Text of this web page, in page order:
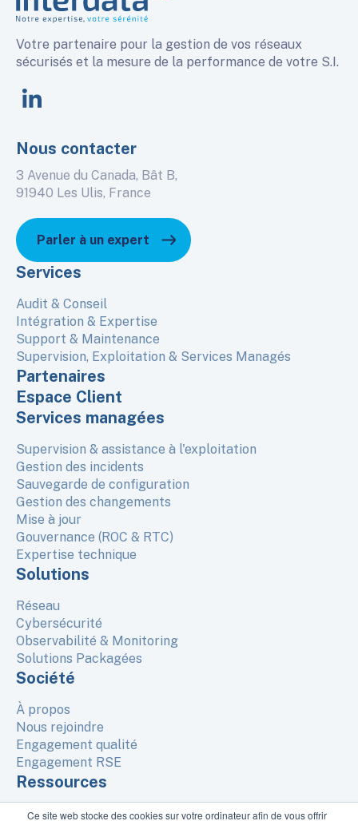
Ce site web stocke des cookies sur votre ordinateur afin de vous offrir
Votre partenaire pour la gestion de vos réseaux
sécurisés et la mesure de la performance de votre S.I.
linkedin
Nous contacter
3 Avenue du Canada, Bât B,
91940 Les Ulis, France
Parler à un expert
Services
Audit & Conseil
Intégration & Expertise
Support & Maintenance
Supervision, Exploitation & Services Managés
Partenaires
Espace Client
Services managées
Supervision & assistance à l'exploitation
Gestion des incidents
Sauvegarde de configuration
Gestion des changements
Mise à jour
Gouvernance (ROC & RTC)
Expertise technique
Solutions
Réseau
Cybersécurité
Observabilité & Monitoring
Solutions Packagées
Société
À propos
Nous rejoindre
Engagement qualité
Engagement RSE
Ressources